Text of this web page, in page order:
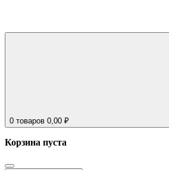
0 товаров 0,00 ₽
Корзина пуста